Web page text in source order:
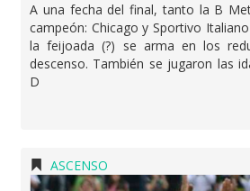
A una fecha del final, tanto la B
campeón: Chicago y Sportivo
la feijoada (?) se arma en los
descenso. También se jugaron las
D
ASCENSO